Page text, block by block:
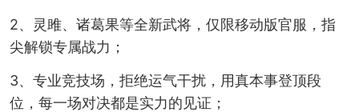
2、灵雎、诸葛果等全新武将，仅限移动版官服，指
尖解锁专属战力；
3、专业竞技场，拒绝运气干扰，用真本事登顶段
位，每一场对决都是实力的见证；